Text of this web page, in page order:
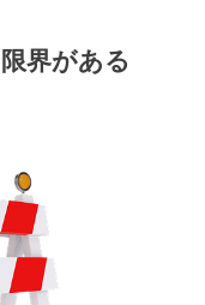
界がある